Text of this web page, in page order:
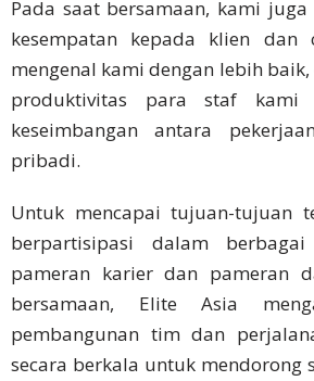
Pada saat bersamaan, kami
kesempatan kepada klien dan
mengenal kami dengan lebih
produktivitas para staf kami
keseimbangan antara
pribadi.
Untuk mencapai tujuan-tujuan
berpartisipasi dalam
pameran karier dan pameran
bersamaan, Elite Asia
pembangunan tim dan
secara berkala untuk mendorong
Kegiatan
Perusahaan
Teknologi
Keuangan
Solusi
Utama
Rapat &
Konferensi
Bisnis